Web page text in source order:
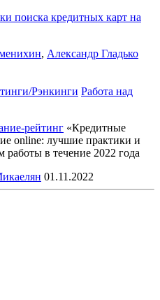
поиска кредитных карт на
, Александр Гладько
Рэнкинги Работа над
рейтинг «Кредитные
online: лучшие практики и
работы в течение 2022 года
01.11.2022